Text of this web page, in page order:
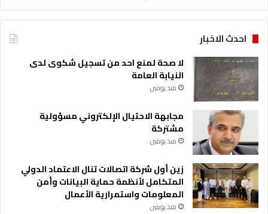
احدث الاخبار
لا صحة لمنع احد من تسجيل شكوى لدى
النيابة العامة
منذ يومين
مجابهة الاحتيال الإلكتروني مسؤولية
مشتركة
منذ يومين
زين أول شركة اتصالات تنال الاعتماد الدولي
المتكامل لأنظمة حماية البيانات وأمن
المعلومات واستمرارية الأعمال
منذ يومين